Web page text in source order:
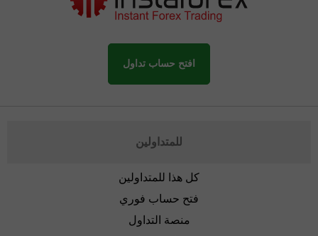
افتح حساب تداول
للمتداولين
كل هذا للمتداولين
فتح حساب فوري
منصة التداول